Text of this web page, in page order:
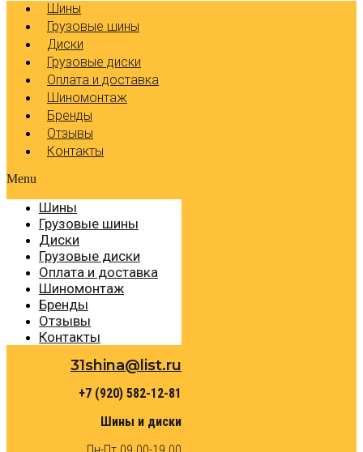
Шины
Грузовые шины
Диски
Грузовые диски
Оплата и доставка
Шиномонтаж
Бренды
Отзывы
Контакты
Menu
Шины
Грузовые шины
Диски
Грузовые диски
Оплата и доставка
Шиномонтаж
Бренды
Отзывы
Контакты
31shina@list.ru
+7 (920) 582-12-81
Шины и диски